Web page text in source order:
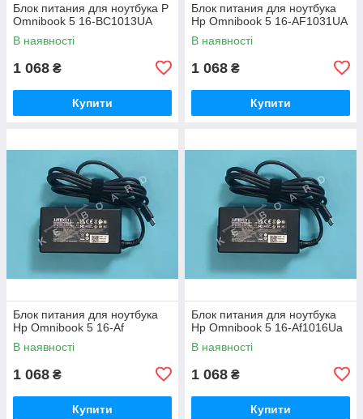
Блок питания для ноутбука P
Omnibook 5 16-BC1013UA
В наявності
1 068 ₴
Купити
Блок питания для ноутбука
Hp Omnibook 5 16-AF1031UA
В наявності
1 068 ₴
Купити
Блок питания для ноутбука
Hp Omnibook 5 16-Af
В наявності
1 068 ₴
Купити
Блок питания для ноутбука
Hp Omnibook 5 16-Af1016Ua
В наявності
1 068 ₴
Купити